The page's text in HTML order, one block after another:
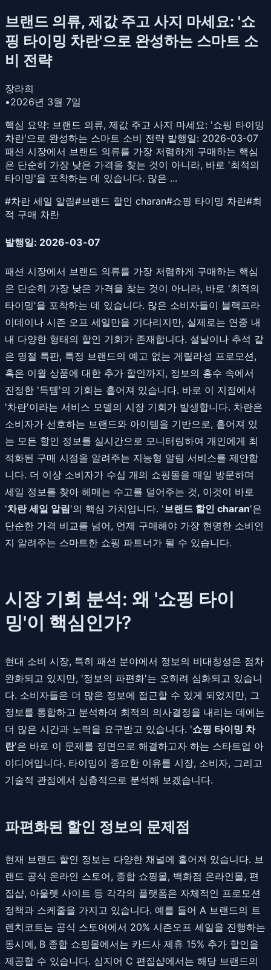
브랜드 의류, 제값 주고 사지 마세요: '쇼
핑 타이밍 차란'으로 완성하는 스마트 소
비 전략
장라희
•2026년 3월 7일
핵심 요약: 브랜드 의류, 제값 주고 사지 마세요: '쇼핑 타이밍
차란'으로 완성하는 스마트 소비 전략 발행일: 2026-03-07
패션 시장에서 브랜드 의류를 가장 저렴하게 구매하는 핵심
은 단순히 가장 낮은 가격을 찾는 것이 아니라, 바로 '최적의
타이밍'을 포착하는 데 있습니다. 많은 ...
#차란 세일 알림#브랜드 할인 charan#쇼핑 타이밍 차란#최
적 구매 차란
발행일: 2026-03-07
패션 시장에서 브랜드 의류를 가장 저렴하게 구매하는 핵심
은 단순히 가장 낮은 가격을 찾는 것이 아니라, 바로 '최적의
타이밍'을 포착하는 데 있습니다. 많은 소비자들이 블랙프라
이데이나 시즌 오프 세일만을 기다리지만, 실제로는 연중 내
내 다양한 형태의 할인 기회가 존재합니다. 설날이나 추석 같
은 명절 특판, 특정 브랜드의 예고 없는 게릴라성 프로모션,
혹은 이월 상품에 대한 추가 할인까지, 정보의 홍수 속에서
진정한 '득템'의 기회는 흩어져 있습니다. 바로 이 지점에서
'차란'이라는 서비스 모델의 시장 기회가 발생합니다. 차란은
소비자가 선호하는 브랜드와 아이템을 기반으로, 흩어져 있
는 모든 할인 정보를 실시간으로 모니터링하여 개인에게 최
적화된 구매 시점을 알려주는 지능형 알림 서비스를 제안합
니다. 더 이상 소비자가 수십 개의 쇼핑몰을 매일 방문하며
세일 정보를 찾아 헤매는 수고를 덜어주는 것, 이것이 바로
'차란 세일 알림'의 핵심 가치입니다. '브랜드 할인 charan'은
단순한 가격 비교를 넘어, 언제 구매해야 가장 현명한 소비인
지 알려주는 스마트한 쇼핑 파트너가 될 수 있습니다.
시장 기회 분석: 왜 '쇼핑 타이
밍'이 핵심인가?
현대 소비 시장, 특히 패션 분야에서 정보의 비대칭성은 점차
완화되고 있지만, '정보의 파편화'는 오히려 심화되고 있습니
다. 소비자들은 더 많은 정보에 접근할 수 있게 되었지만, 그
정보를 통합하고 분석하여 최적의 의사결정을 내리는 데에는
더 많은 시간과 노력을 요구받고 있습니다. '쇼핑 타이밍 차
란'은 바로 이 문제를 정면으로 해결하고자 하는 스타트업 아
이디어입니다. 타이밍이 중요한 이유를 시장, 소비자, 그리고
기술적 관점에서 심층적으로 분석해 보겠습니다.
파편화된 할인 정보의 문제점
현재 브랜드 할인 정보는 다양한 채널에 흩어져 있습니다. 브
랜드 공식 온라인 스토어, 종합 쇼핑몰, 백화점 온라인몰, 편
집샵, 아울렛 사이트 등 각각의 플랫폼은 자체적인 프로모션
정책과 스케줄을 가지고 있습니다. 예를 들어 A 브랜드의 트
렌치코트는 공식 스토어에서 20% 시즌오프 세일을 진행하는
동시에, B 종합 쇼핑몰에서는 카드사 제휴 15% 추가 할인을
제공할 수 있습니다. 심지어 C 편집샵에서는 해당 브랜드의